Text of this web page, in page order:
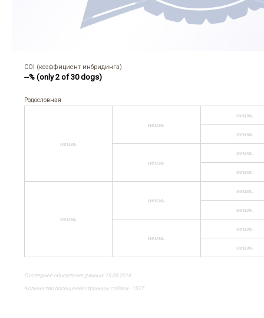
COI (коэффициент инбридинга)
--% (only 2 of 30 dogs)
Родословная
неизв.
неизв.
неизв.
неизв.
неизв.
неизв.
неизв.
неизв.
неизв.
неизв.
неизв.
неизв.
неизв.
неизв.
Последнее обновление данных 15.05.2018
Количество посещений страницы собаки - 1527